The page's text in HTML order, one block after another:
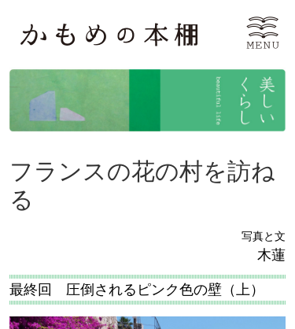
フランスの花の村を訪ね
る
写真と文
木蓮
最終回 圧倒されるピンク色の壁（上）